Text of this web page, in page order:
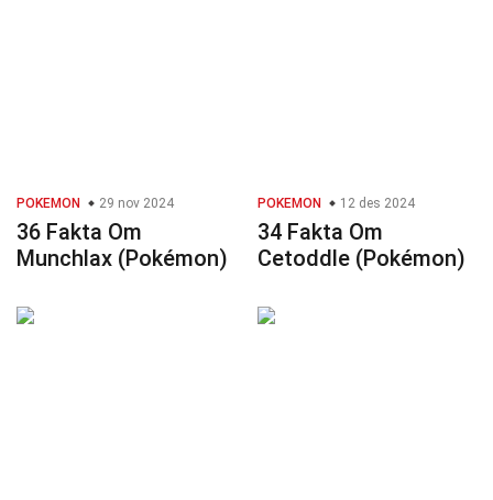
POKEMON 29 nov 2024
36 Fakta Om
Munchlax (Pokémon)
POKEMON 12 des 2024
34 Fakta Om
Cetoddle (Pokémon)